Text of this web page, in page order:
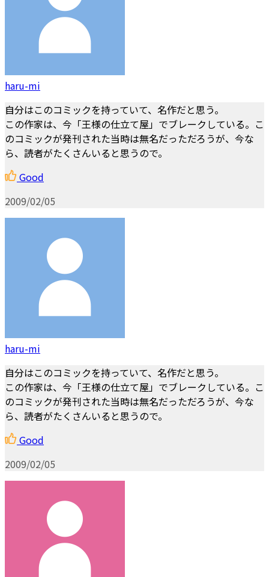
haru-mi
自分はこのコミックを持っていて、名作だと思う。
この作家は、今「王様の仕立て屋」でブレークしている。こ
のコミックが発刊された当時は無名だっただろうが、今な
ら、読者がたくさんいると思うので。
Good
2009/02/05
haru-mi
自分はこのコミックを持っていて、名作だと思う。
この作家は、今「王様の仕立て屋」でブレークしている。こ
のコミックが発刊された当時は無名だっただろうが、今な
ら、読者がたくさんいると思うので。
Good
2009/02/05